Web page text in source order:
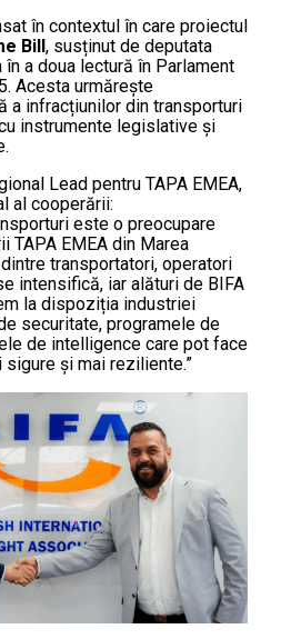
în contextul în care proiectul
Bill, susținut de deputata
în a doua lectură în Parlament
Acesta urmărește
a infracțiunilor din transporturi
instrumente legislative și
Lead pentru TAPA EMEA,
al cooperării:
este o preocupare
TAPA EMEA din Marea
transportatori, operatori
intensifică, iar alături de BIFA
la dispoziția industriei
securitate, programele de
de intelligence care pot face
și mai reziliente.”